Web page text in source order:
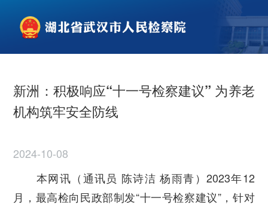
新洲：积极响应“十一号检察建议” 为养老
机构筑牢安全防线
2024-10-08
本网讯（通讯员 陈诗洁 杨雨青）2023年12
月，最高检向民政部制发“十一号检察建议”，针对